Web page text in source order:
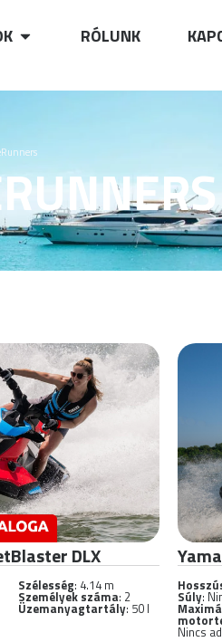
RÓLUNK
DLX
Szélesség: 4.14 m
Személyek száma: 2
Üzemanyagtartály: 50 l
Súly:
Nincs